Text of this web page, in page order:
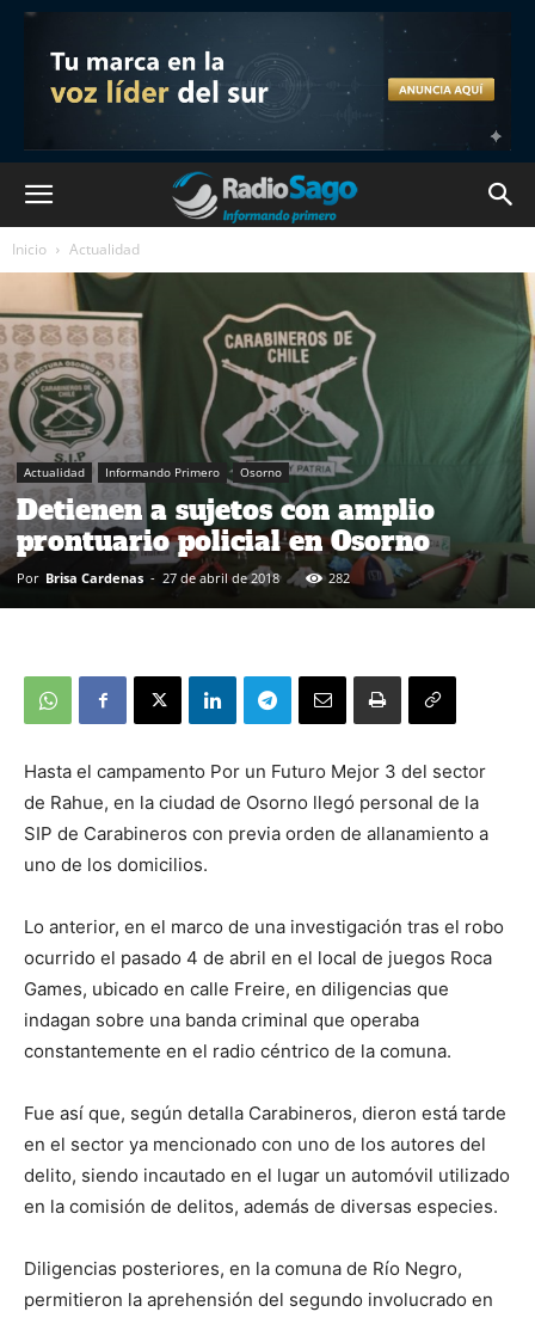
Inicio Actualidad
Actualidad Informando Primero Osorno
Detienen a sujetos con amplio
prontuario policial en Osorno
Por Brisa Cardenas - 27 de abril de 2018 282
Hasta el campamento Por un Futuro Mejor 3 del sector
de Rahue, en la ciudad de Osorno llegó personal de la
SIP de Carabineros con previa orden de allanamiento a
uno de los domicilios.
Lo anterior, en el marco de una investigación tras el robo
ocurrido el pasado 4 de abril en el local de juegos Roca
Games, ubicado en calle Freire, en diligencias que
indagan sobre una banda criminal que operaba
constantemente en el radio céntrico de la comuna.
Fue así que, según detalla Carabineros, dieron está tarde
en el sector ya mencionado con uno de los autores del
delito, siendo incautado en el lugar un automóvil utilizado
en la comisión de delitos, además de diversas especies.
Diligencias posteriores, en la comuna de Río Negro,
permitieron la aprehensión del segundo involucrado en